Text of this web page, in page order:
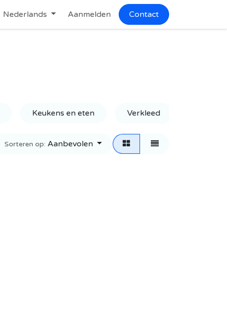
Nederlands Aanmelden Contact
Keukens en eten Verkleed
Sorteren op: Aanbevolen